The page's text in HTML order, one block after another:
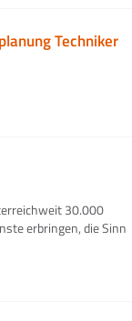
Techniker
30.000
erbringen, die Sinn